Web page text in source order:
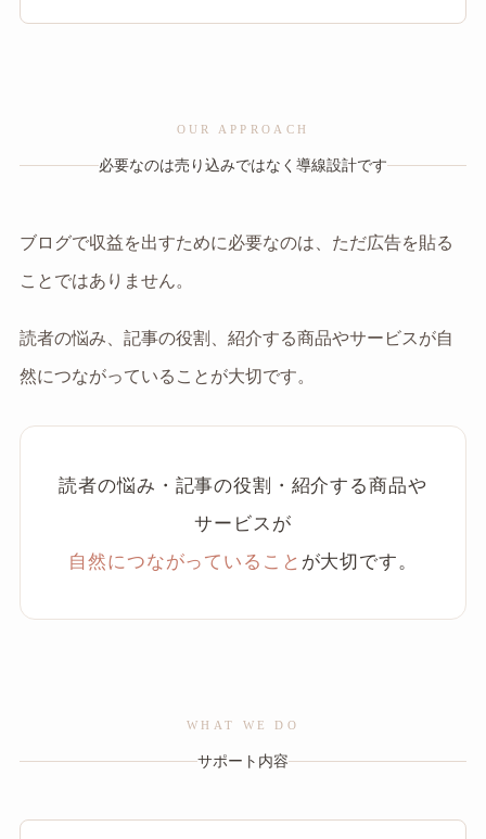
OUR APPROACH
必要なのは売り込みではなく導線設計です
ブログで収益を出すために必要なのは、ただ広告を貼る
ことではありません。
読者の悩み、記事の役割、紹介する商品やサービスが自
然につながっていることが大切です。
読者の悩み・記事の役割・紹介する商品や
サービスが
自然につながっていること が大切です。
WHAT WE DO
サポート内容